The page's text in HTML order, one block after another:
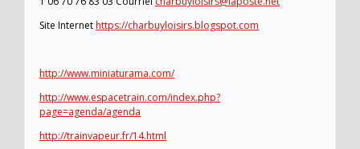
Site Internethttps://charbuyloisirs.blogspot.com
http://www.miniaturama.com/
http://www.espacetrain.com/index.php?
page=agenda/agenda
http://trainvapeur.fr/14.html